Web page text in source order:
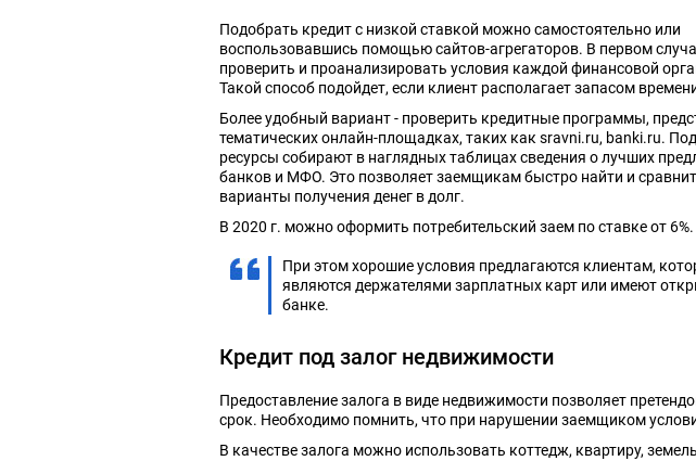
Подобрать кредит с низкой ставкой можно самостоятельно или
воспользовавшись помощью сайтов-агрегаторов. В первом
проверить и проанализировать условия каждой финансовой
Такой способ подойдет, если клиент располагает запасом
Более удобный вариант - проверить кредитные программы,
тематических онлайн-площадках, таких как sravni.ru, banki.ru.
ресурсы собирают в наглядных таблицах сведения о лучших
банков и МФО. Это позволяет заемщикам быстро найти и
варианты получения денег в долг.
В 2020 г. можно оформить потребительский заем по ставке от 6%.
При этом хорошие условия предлагаются клиентам,
являются держателями зарплатных карт или имеют
банке.
Кредит под залог недвижимости
Предоставление залога в виде недвижимости позволяет
срок. Необходимо помнить, что при нарушении заемщиком
В качестве залога можно использовать коттедж, квартиру,